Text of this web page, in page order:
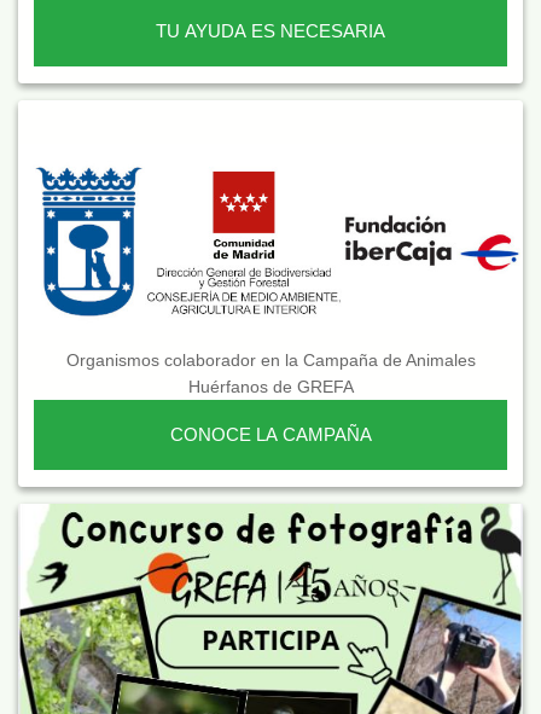
TU AYUDA ES NECESARIA
Organismos colaborador en la Campaña de Animales
Huérfanos de GREFA
CONOCE LA CAMPAÑA